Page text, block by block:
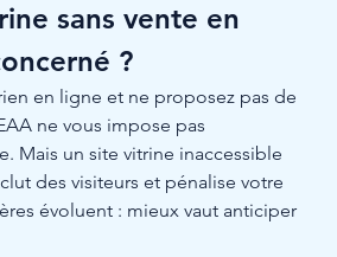
sans vente en
?
en ligne et ne proposez pas de
ne vous impose pas
Mais un site vitrine inaccessible
des visiteurs et pénalise votre
évoluent : mieux vaut anticiper